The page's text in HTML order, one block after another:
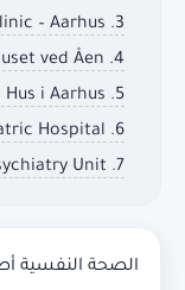
3. PPclinic – Aarhus
4. Psykologhuset ved Åen
5. Psykiatriens Hus i Aarhus
6. Risskov Psychiatric Hospital
7. TNU – Translational Neuropsychiatry Unit
الصحة النفسية